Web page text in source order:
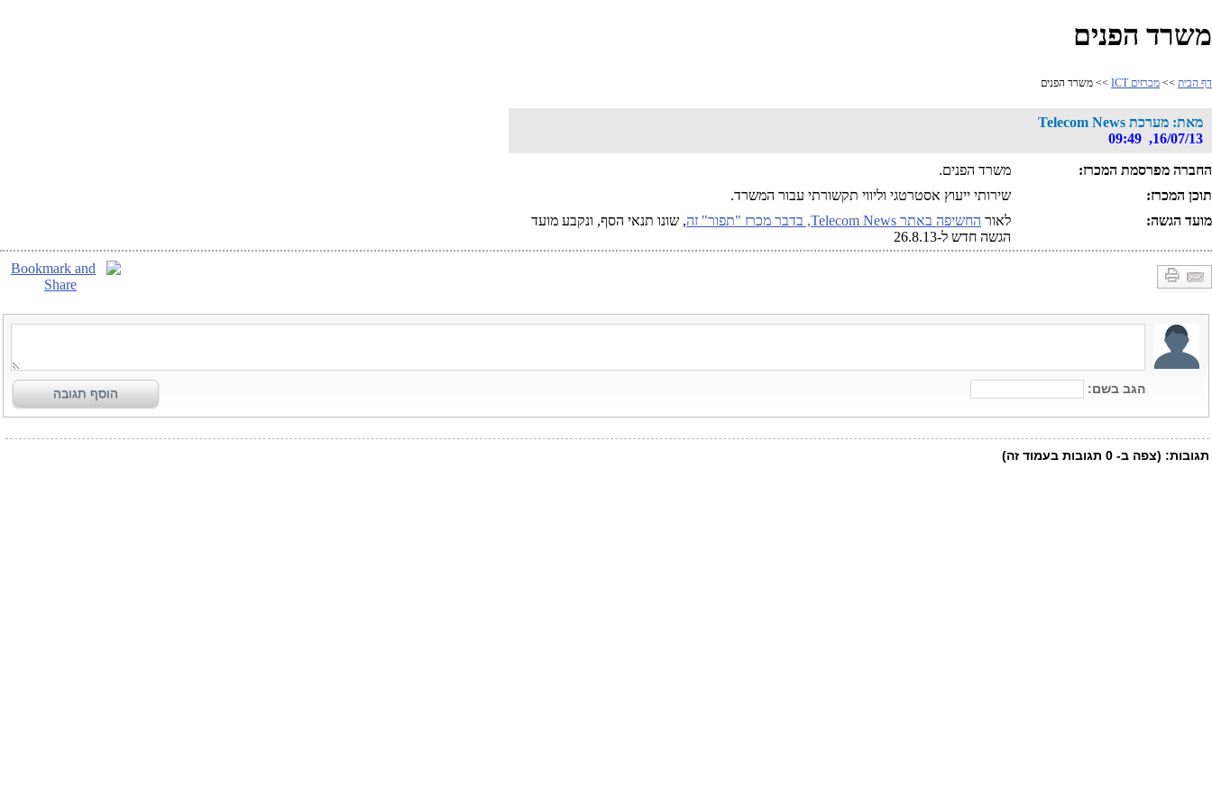
משרד הפנים
דף הבית >> מכרזים ICT >> משרד הפנים
מאת: מערכת Telecom News
16/07/13, 09:49
החברה מפרסמת המכרז:
משרד הפנים.
תוכן המכרז:
שירותי ייעוץ אסטרטגי וליווי תקשורתי עבור המשרד.
מועד הגשה:
לאור החשיפה באתר Telecom News, בדבר מכרז "תפור" זה
, שונו תנאי הסף, ונקבע מועד
הגשה חדש ל-26.8.13